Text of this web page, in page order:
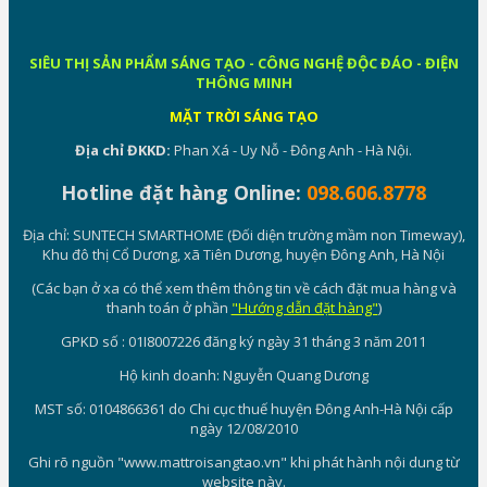
SIÊU THỊ SẢN PHẨM SÁNG TẠO - CÔNG NGHỆ ĐỘC ĐÁO - ĐIỆN
THÔNG MINH
MẶT TRỜI SÁNG TẠO
Địa chỉ ĐKKD: Phan Xá - Uy Nỗ - Đông Anh - Hà Nội.
Hotline đặt hàng Online: 098.606.8778
Địa chỉ: SUNTECH SMARTHOME (Đối diện trường mầm non Timeway),
Khu đô thị Cổ Dương, xã Tiên Dương, huyện Đông Anh, Hà Nội
(Các bạn ở xa có thể xem thêm thông tin về cách đặt mua hàng và
thanh toán ở phần "Hướng dẫn đặt hàng")
GPKD số : 01I8007226 đăng ký ngày 31 tháng 3 năm 2011
Hộ kinh doanh: Nguyễn Quang Dương
MST số: 0104866361 do Chi cục thuế huyện Đông Anh-Hà Nội cấp
ngày 12/08/2010
Ghi rõ nguồn "www.mattroisangtao.vn" khi phát hành nội dung từ
website này.